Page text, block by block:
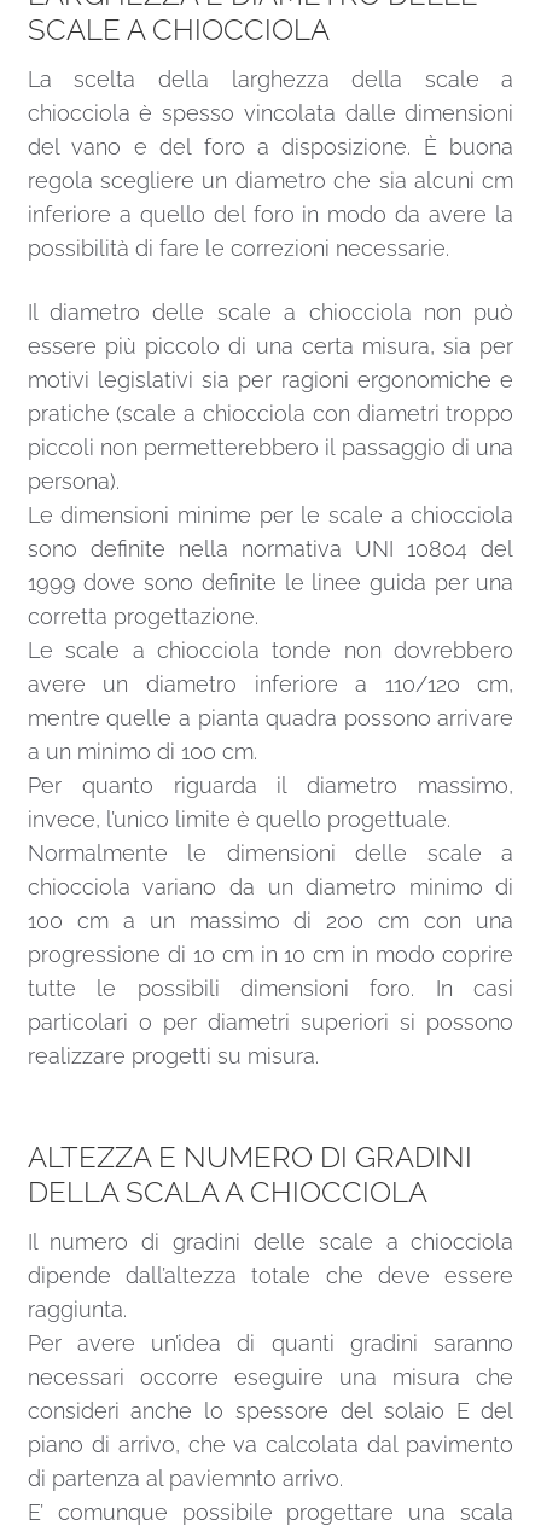
SCALE A CHIOCCIOLA
La scelta della larghezza della scale a
chiocciola è spesso vincolata dalle dimensioni
del vano e del foro a disposizione. È buona
regola scegliere un diametro che sia alcuni cm
inferiore a quello del foro in modo da avere la
possibilità di fare le correzioni necessarie.
Il diametro delle scale a chiocciola non può
essere più piccolo di una certa misura, sia per
motivi legislativi sia per ragioni ergonomiche e
pratiche (scale a chiocciola con diametri troppo
piccoli non permetterebbero il passaggio di una
persona).
Le dimensioni minime per le scale a chiocciola
sono definite nella normativa UNI 10804 del
1999 dove sono definite le linee guida per una
corretta progettazione.
Le scale a chiocciola tonde non dovrebbero
avere un diametro inferiore a 110/120 cm,
mentre quelle a pianta quadra possono arrivare
a un minimo di 100 cm.
Per quanto riguarda il diametro massimo,
invece, l’unico limite è quello progettuale.
Normalmente le dimensioni delle scale a
chiocciola variano da un diametro minimo di
100 cm a un massimo di 200 cm con una
progressione di 10 cm in 10 cm in modo coprire
tutte le possibili dimensioni foro. In casi
particolari o per diametri superiori si possono
realizzare progetti su misura.
ALTEZZA E NUMERO DI GRADINI
DELLA SCALA A CHIOCCIOLA
Il numero di gradini delle scale a chiocciola
dipende dall’altezza totale che deve essere
raggiunta.
Per avere un’idea di quanti gradini saranno
necessari occorre eseguire una misura che
consideri anche lo spessore del solaio E del
piano di arrivo, che va calcolata dal pavimento
di partenza al paviemnto arrivo.
E’ comunque possibile progettare una scala